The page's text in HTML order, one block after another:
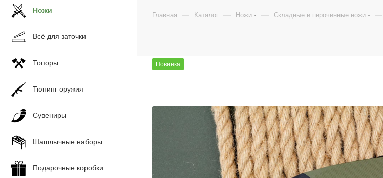
Ножи
Всё для заточки
Топоры
Тюнинг оружия
Сувениры
Шашлычные наборы
Подарочные коробки
Главная — Каталог — Ножи — Складные и перочинные ножи —
Новинка